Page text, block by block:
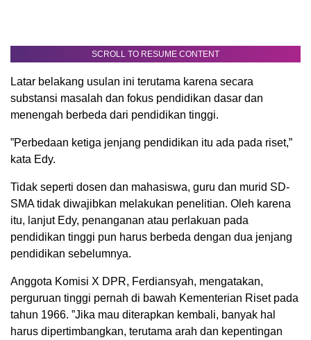
SCROLL TO RESUME CONTENT
Latar belakang usulan ini terutama karena secara
substansi masalah dan fokus pendidikan dasar dan
menengah berbeda dari pendidikan tinggi.
”Perbedaan ketiga jenjang pendidikan itu ada pada riset,”
kata Edy.
Tidak seperti dosen dan mahasiswa, guru dan murid SD-
SMA tidak diwajibkan melakukan penelitian. Oleh karena
itu, lanjut Edy, penanganan atau perlakuan pada
pendidikan tinggi pun harus berbeda dengan dua jenjang
pendidikan sebelumnya.
Anggota Komisi X DPR, Ferdiansyah, mengatakan,
perguruan tinggi pernah di bawah Kementerian Riset pada
tahun 1966. ”Jika mau diterapkan kembali, banyak hal
harus dipertimbangkan, terutama arah dan kepentingan